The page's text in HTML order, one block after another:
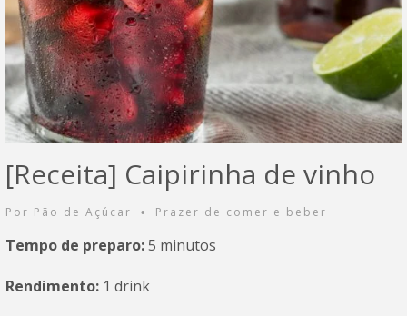
[Receita] Caipirinha de vinho
Por Pão de Açúcar • Prazer de comer e beber
Tempo de preparo:5 minutos
Rendimento: 1 drink